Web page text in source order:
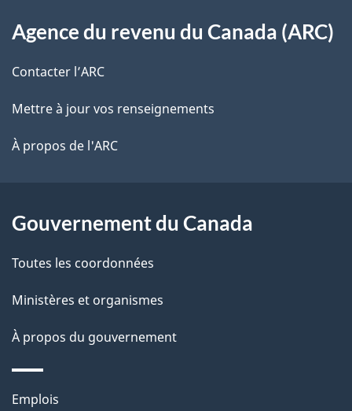
i
l
s
d
l
p
a
g
e
propos
de
ce
site
Agence du revenu du Canada (ARC)
Contacter l’ARC
Mettre à jour vos renseignements
À propos de l'ARC
Gouvernement du Canada
Toutes les coordonnées
Ministères et organismes
À propos du gouvernement
Thèmes
Emplois